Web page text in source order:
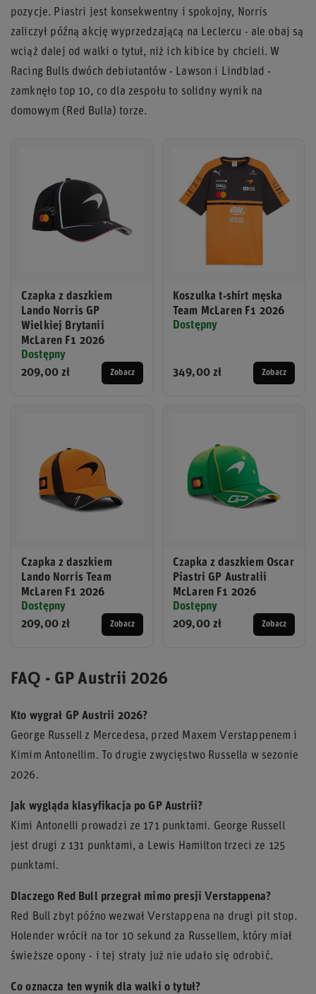
pozycje. Piastri jest konsekwentny i spokojny, Norris
zaliczył późną akcję wyprzedzającą na Leclercu - ale obaj są
wciąż dalej od walki o tytuł, niż ich kibice by chcieli. W
Racing Bulls dwóch debiutantów - Lawson i Lindblad -
zamknęło top 10, co dla zespołu to solidny wynik na
domowym (Red Bulla) torze.
Czapka z daszkiem
Lando Norris GP
Wielkiej Brytanii
McLaren F1 2026
Dostępny
209,00 zł
Zobacz
Koszulka t-shirt męska
Team McLaren F1 2026
Dostępny
349,00 zł Zobacz
Czapka z daszkiem
Lando Norris Team
McLaren F1 2026
Dostępny
209,00 zł
Zobacz
Czapka z daszkiem Oscar
Piastri GP Australii
McLaren F1 2026
Dostępny
209,00 zł
Zobacz
FAQ - GP Austrii 2026
Kto wygrał GP Austrii 2026?
George Russell z Mercedesa, przed Maxem Verstappenem i
Kimim Antonellim. To drugie zwycięstwo Russella w sezonie
2026.
Jak wygląda klasyfikacja po GP Austrii?
Kimi Antonelli prowadzi ze 171 punktami. George Russell
jest drugi z 131 punktami, a Lewis Hamilton trzeci ze 125
punktami.
Dlaczego Red Bull przegrał mimo presji Verstappena?
Red Bull zbyt późno wezwał Verstappena na drugi pit stop.
Holender wrócił na tor 10 sekund za Russellem, który miał
świeższe opony - i tej straty już nie udało się odrobić.
Co oznacza ten wynik dla walki o tytuł?